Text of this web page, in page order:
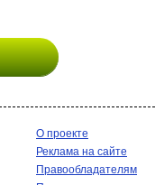
О проекте
Реклама на сайте
Правообладателям